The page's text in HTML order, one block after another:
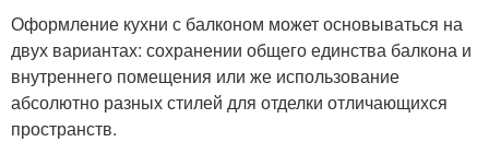
Оформление кухни с балконом может основываться на
двух вариантах: сохранении общего единства балкона и
внутреннего помещения или же использование
абсолютно разных стилей для отделки отличающихся
пространств.